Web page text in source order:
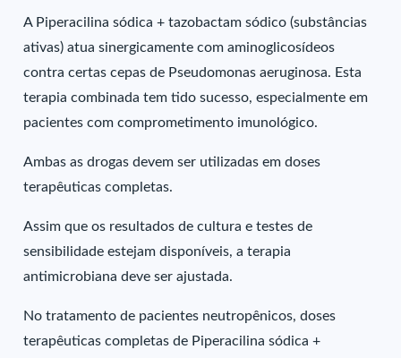
A Piperacilina sódica + tazobactam sódico (substâncias
ativas) atua sinergicamente com aminoglicosídeos
contra certas cepas de Pseudomonas aeruginosa. Esta
terapia combinada tem tido sucesso, especialmente em
pacientes com comprometimento imunológico.
Ambas as drogas devem ser utilizadas em doses
terapêuticas completas.
Assim que os resultados de cultura e testes de
sensibilidade estejam disponíveis, a terapia
antimicrobiana deve ser ajustada.
No tratamento de pacientes neutropênicos, doses
terapêuticas completas de Piperacilina sódica +